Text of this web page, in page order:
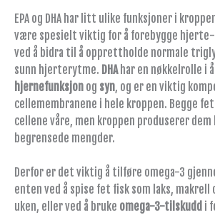
EPA og DHA har litt ulike funksjoner i
være spesielt viktig for å forebygge hjerte-
ved å bidra til å opprettholde normale
sunn hjerterytme. DHAhar en nøkkelrolle i
hjernefunksjon og syn, og er en viktig
cellemembranene i hele kroppen. Begge
cellene våre, men kroppen produserer
begrensede mengder.
Derfor er det viktig å tilføre omega-3
enten ved å spise fet fisk som laks, makrell
uken, eller ved å bruke omega-3-tilskudd i